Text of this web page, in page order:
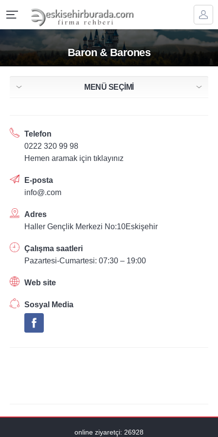
Baron & Barones
MENÜ SEÇİMİ
Telefon
0222 320 99 98
Hemen aramak için tıklayınız
E-posta
info@.com
Adres
Haller Gençlik Merkezi No:10Eskişehir
Çalışma saatleri
Pazartesi-Cumartesi: 07:30 – 19:00
Web site
Sosyal Media
online ziyaretçi: 26928